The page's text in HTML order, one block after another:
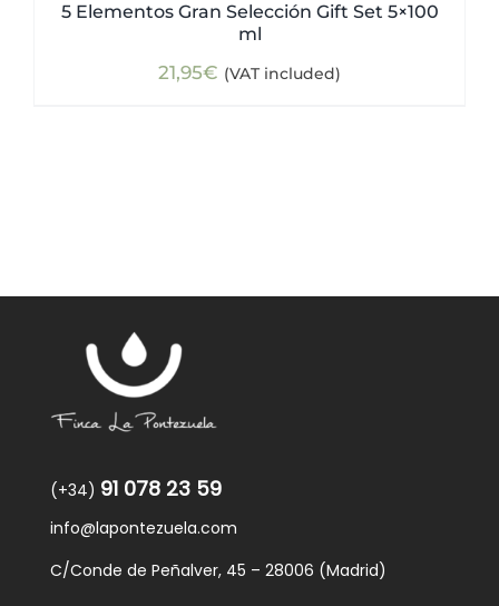
5 Elementos Gran Selección Gift Set 5×100
ml
21,95€ (VAT included)
(+34) 91 078 23 59
info@lapontezuela.com
C/Conde de Peñalver, 45 – 28006 (Madrid)